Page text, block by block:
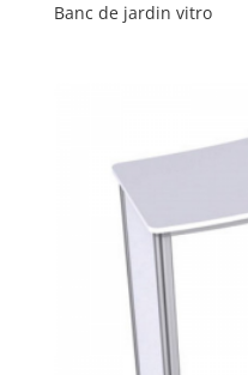
Banc de jardin vitro